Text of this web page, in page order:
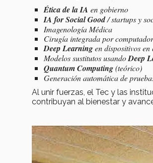
Ética de la IA en gobierno
IA for Social Good/startupsy
Imagenología Médica
Cirugía integrada por
Deep Learningen dispositivos en
Modelos sustitutos usandoDeep
Quantum Computing(teórico)
Generación automática de
Al unir fuerzas, el Tec y las
contribuyan al bienestar y